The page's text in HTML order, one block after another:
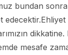
bundan
mesafe